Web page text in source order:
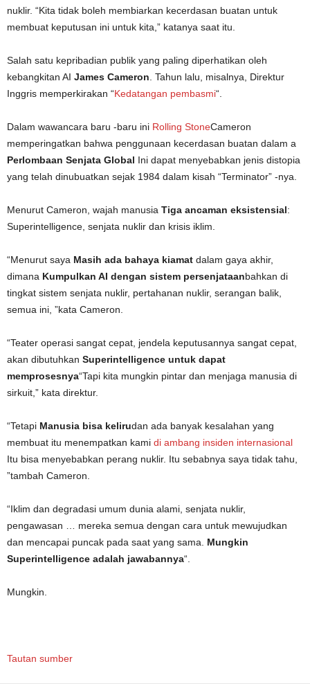
nuklir. “Kita tidak boleh membiarkan kecerdasan buatan untuk
membuat keputusan ini untuk kita,” katanya saat itu.
Salah satu kepribadian publik yang paling diperhatikan oleh
kebangkitan AI James Cameron . Tahun lalu, misalnya, Direktur
Inggris memperkirakan “Kedatangan pembasmi“.
Dalam wawancara baru -baru ini Rolling StoneCameron
memperingatkan bahwa penggunaan kecerdasan buatan dalam a
Perlombaan Senjata Global Ini dapat menyebabkan jenis distopia
yang telah dinubuatkan sejak 1984 dalam kisah “Terminator” -nya.
Menurut Cameron, wajah manusia Tiga ancaman eksistensial:
Superintelligence, senjata nuklir dan krisis iklim.
“Menurut saya Masih ada bahaya kiamat dalam gaya akhir,
dimana Kumpulkan AI dengan sistem persenjataanbahkan di
tingkat sistem senjata nuklir, pertahanan nuklir, serangan balik,
semua ini, ”kata Cameron.
“Teater operasi sangat cepat, jendela keputusannya sangat cepat,
akan dibutuhkan Superintelligence untuk dapat
memprosesnya“Tapi kita mungkin pintar dan menjaga manusia di
sirkuit,” kata direktur.
“Tetapi Manusia bisa kelirudan ada banyak kesalahan yang
membuat itu menempatkan kami di ambang insiden internasional
Itu bisa menyebabkan perang nuklir. Itu sebabnya saya tidak tahu,
”tambah Cameron.
“Iklim dan degradasi umum dunia alami, senjata nuklir,
pengawasan … mereka semua dengan cara untuk mewujudkan
dan mencapai puncak pada saat yang sama. Mungkin
Superintelligence adalah jawabannya“.
Mungkin.
Tautan sumber